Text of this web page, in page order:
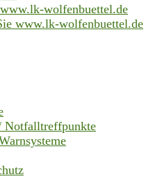
wolfenbuettel.de
www.lk-wolfenbuettel.de
Notfalltreffpunkte